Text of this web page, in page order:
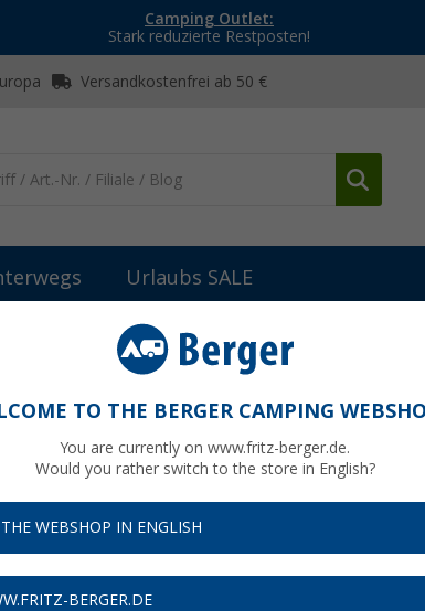
Camping Outlet:
Stark reduzierte Restposten!
Versandkostenfrei ab 50 €
Urlaubs SALE
Tagesrucksäcke & Wanderrucksäcke Valkental ValkOne
25 Liter schwarz
Bis
TO THE BERGER CAMPING
You are currently on www.fritz-berger.de.
Would you rather switch to the store in English?
WEBSHOP IN ENGLISH
BERGER.DE